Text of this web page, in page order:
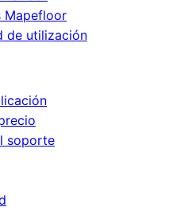
Mapefloor
de utilización
soporte